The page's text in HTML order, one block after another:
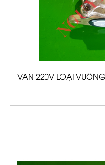
VAN 220V LOẠI VUÔNG